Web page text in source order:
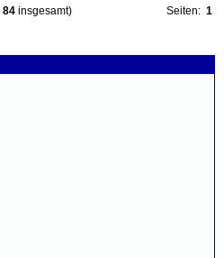
Seiten: 1
84 insgesamt)